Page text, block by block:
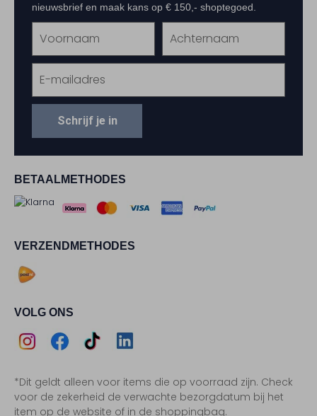
BETAALMETHODES
VERZENDMETHODES
VOLG ONS
Instagram
Facebook
TikTokLinkedIn
*Dit geldt alleen voor items die op voorraad zijn. Check
voor de zekerheid de verwachte bezorgdatum bij het
item op de website of in de shoppingbag.
nieuwsbrief en maak kans op € 150,- shoptegoed.
Schrijf je in